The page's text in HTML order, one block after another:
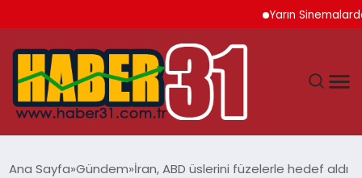
Yarın Sinemalarda 6
Ana Sayfa Gündem İran, ABD üslerini füzelerle hedef aldı